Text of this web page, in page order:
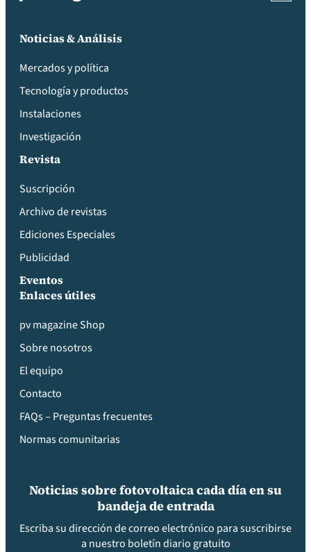
Noticias & Análisis
Mercados y política
Tecnología y productos
Instalaciones
Investigación
Revista
Suscripción
Archivo de revistas
Ediciones Especiales
Publicidad
Eventos
Enlaces útiles
pv magazine Shop
Sobre nosotros
El equipo
Contacto
FAQs – Preguntas frecuentes
Normas comunitarias
Noticias sobre fotovoltaica cada día en su
bandeja de entrada
Escriba su dirección de correo electrónico para suscribirse
a nuestro boletín diario gratuito